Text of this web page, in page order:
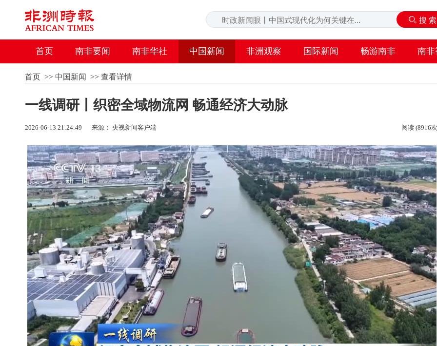
首页 南非要闻 南非华社 中国新闻 非洲观察 国际新闻 畅游南非 南非
首页>> 中国新闻 >> 查看详情
一线调研丨织密全域物流网 畅通经济大动脉
2026-06-13 21:24:49 来源： 央视新闻客户端 阅读 (8916